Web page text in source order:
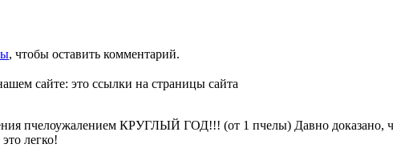
, чтобы оставить комментарий.
сайте: это ссылки на страницы сайта
пчелоужалением КРУГЛЫЙ ГОД!!! (от 1 пчелы) Давно доказано,
легко!